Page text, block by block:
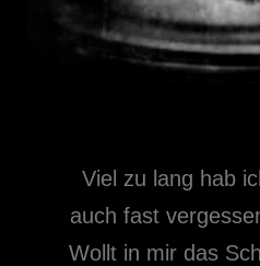
Viel zu lang hab
auch fast
Wollt in mir das